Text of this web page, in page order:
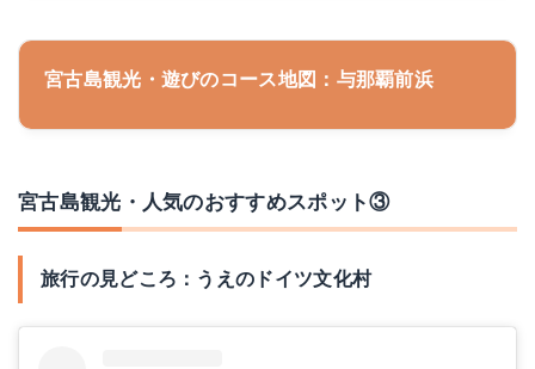
宮古島観光・遊びのコース地図：与那覇前浜
宮古島観光・人気のおすすめスポット③
旅行の見どころ：うえのドイツ文化村